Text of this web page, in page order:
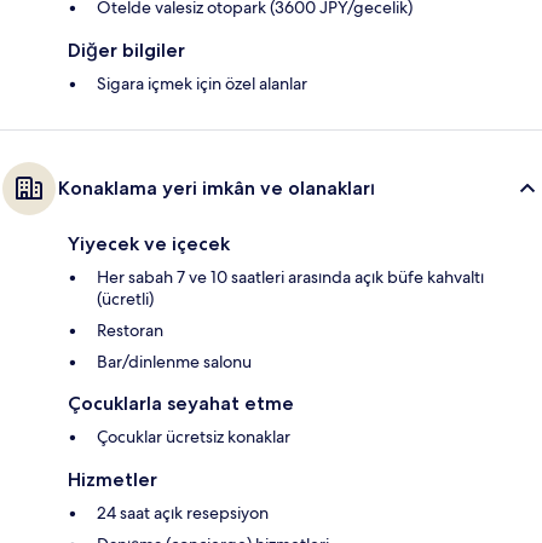
Otelde valesiz otopark (3600 JPY/gecelik)
Diğer bilgiler
Sigara içmek için özel alanlar
Konaklama yeri imkân ve olanakları
Yiyecek ve içecek
Her sabah 7 ve 10 saatleri arasında açık büfe kahvaltı
(ücretli)
Restoran
Bar/dinlenme salonu
Çocuklarla seyahat etme
Çocuklar ücretsiz konaklar
Hizmetler
24 saat açık resepsiyon